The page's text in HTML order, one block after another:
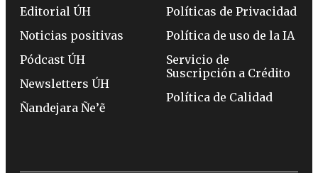
Editorial ÚH
Noticias positivas
Pódcast ÚH
Newsletters ÚH
Ñandejara Ñe’ẽ
Políticas de Privacidad
Política de uso de la IA
Servicio de
Suscripción a Crédito
Política de Calidad